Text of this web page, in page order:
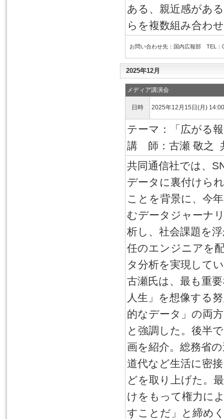
ある、親近感があ
らを複数組み合わ
お問い合わせ先：国内広報部 TEL：
2025年12月
メディア講演会
日時 2025年12月15日(月)
テーマ：「広がる
講 師：古瀬 敬之
共同通信社では、
データに裏付けら
ことを背景に、今
むデータジャーナ
析し、社会課題を
任のエンジニアを
タ分析を実現して
古瀬氏は、最も重
人生」を想像する
的なデータ」の両
と強調した。後半
画を紹介。総務省
道代など生活に密
どを取り上げた。
けをもって権力に
すことだ」と締め